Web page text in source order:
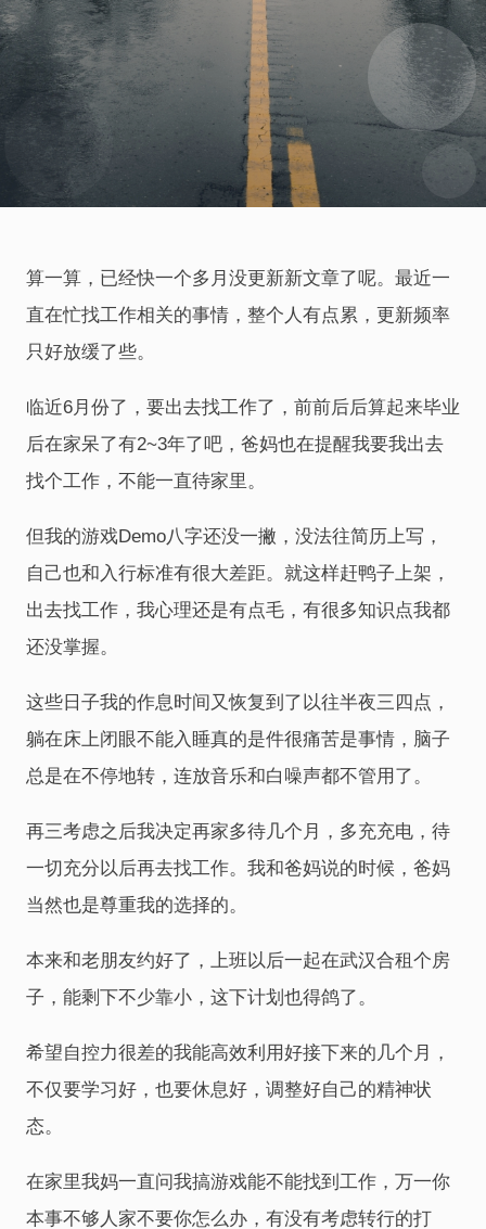
算一算，已经快一个多月没更新新文章了呢。最近一
直在忙找工作相关的事情，整个人有点累，更新频率
只好放缓了些。
临近6月份了，要出去找工作了，前前后后算起来毕业
后在家呆了有2~3年了吧，爸妈也在提醒我要我出去
找个工作，不能一直待家里。
但我的游戏Demo八字还没一撇，没法往简历上写，
自己也和入行标准有很大差距。就这样赶鸭子上架，
出去找工作，我心理还是有点毛，有很多知识点我都
还没掌握。
这些日子我的作息时间又恢复到了以往半夜三四点，
躺在床上闭眼不能入睡真的是件很痛苦是事情，脑子
总是在不停地转，连放音乐和白噪声都不管用了。
再三考虑之后我决定再家多待几个月，多充充电，待
一切充分以后再去找工作。我和爸妈说的时候，爸妈
当然也是尊重我的选择的。
本来和老朋友约好了，上班以后一起在武汉合租个房
子，能剩下不少靠小，这下计划也得鸽了。
希望自控力很差的我能高效利用好接下来的几个月，
不仅要学习好，也要休息好，调整好自己的精神状
态。
在家里我妈一直问我搞游戏能不能找到工作，万一你
本事不够人家不要你怎么办，有没有考虑转行的打